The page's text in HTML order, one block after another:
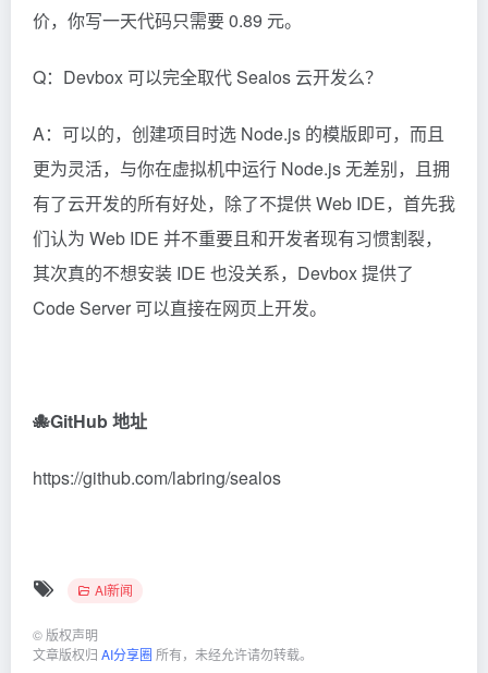
价，你写一天代码只需要 0.89 元。
Q：Devbox 可以完全取代 Sealos 云开发么？
A：可以的，创建项目时选 Node.js 的模版即可，而且
更为灵活，与你在虚拟机中运行 Node.js 无差别，且拥
有了云开发的所有好处，除了不提供 Web IDE，首先我
们认为 Web IDE 并不重要且和开发者现有习惯割裂，
其次真的不想安装 IDE 也没关系，Devbox 提供了
Code Server 可以直接在网页上开发。
🐙GitHub 地址
https://github.com/labring/sealos
AI新闻
© 版权声明
文章版权归 AI分享圈 所有，未经允许请勿转载。